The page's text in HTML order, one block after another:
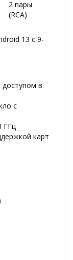
2 пары
(RCA)
13 с 9-
доступом в
с
ГГц
карт